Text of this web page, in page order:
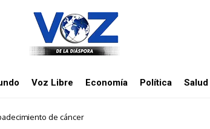
Voz Libre Economía Política Salud
de cáncer